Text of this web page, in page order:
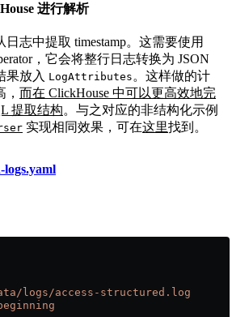
进行解析
志中提取 timestamp。这需要使用
，它会将整行日志转换为 JSON
果放入 LogAttributes 。这样做的计
而在 ClickHouse 中可以更高效地完
提取结构。与之对应的非结构化示例
实现相同效果，可在这里找到。
logs/access-structured.log